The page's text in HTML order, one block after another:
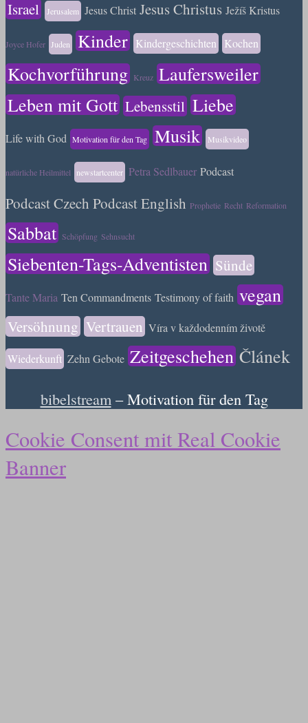
Israel
Jerusalem Jesus Christ Jesus Christus Ježíš Kristus
Joyce Hofer Juden Kinder Kindergeschichten Kochen
Kochvorführung Kreuz Laufersweiler
Leben mit Gott Lebensstil Liebe
Life with God Motivation für den Tag Musik Musikvideo
natürliche Heilmittel newstartcenter Petra Sedlbauer Podcast
Podcast Czech Podcast English Prophetie Recht Reformation
Sabbat Schöpfung Sehnsucht
Siebenten-Tags-Adventisten Sünde
Tante Maria Ten Commandments Testimony of faith vegan
Versöhnung Vertrauen Víra v každodenním životě
Wiederkunft Zehn Gebote Zeitgeschehen Článek
bibelstream– Motivation für den Tag
Cookie Consent mit Real Cookie
Banner